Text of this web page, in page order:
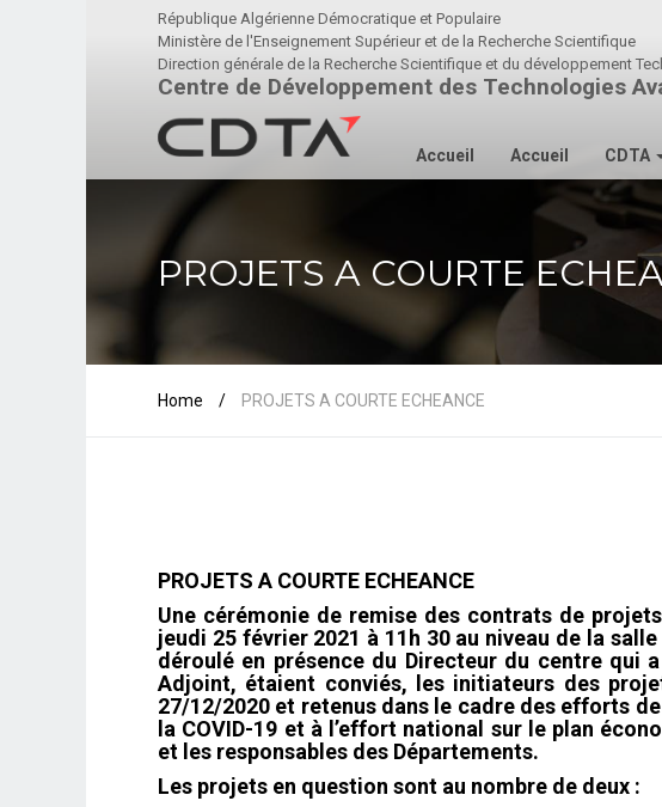
République Algérienne Démocratique et Populaire
Ministère de l'Enseignement Supérieur et de la Recherche Scientifique
Direction générale de la Recherche Scientifique et du développement
Centre de Développement des Technologies
Accueil Accueil CDTA
PROJETS A COURTE
Home / PROJETS A COURTE ECHEANCE
PROJETS A COURTE ECHEANCE
Une cérémonie de remise des contrats de
jeudi 25 février 2021 à 11h 30 au niveau de la
déroulé en présence du Directeur du centre qui
Adjoint, étaient conviés, les initiateurs des
27/12/2020 et retenus dans le cadre des efforts
la COVID-19 et à l’effort national sur le plan
et les responsables des Départements.
Les projets en question sont au nombre de deux :